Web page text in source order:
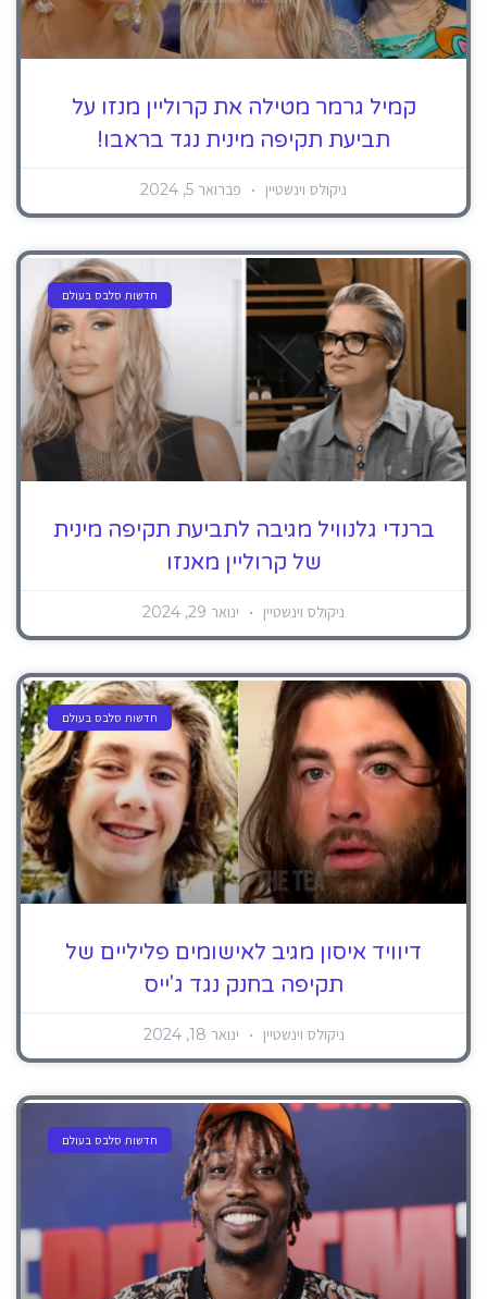
קמיל גרמר מטילה את קרוליין מנזו על
תביעת תקיפה מינית נגד בראבו!
ניקולס וינשטיין פברואר 5, 2024
חדשות סלבס בעולם
ברנדי גלנוויל מגיבה לתביעת תקיפה מינית
של קרוליין מאנזו
ניקולס וינשטיין ינואר 29, 2024
חדשות סלבס בעולם
דיוויד איסון מגיב לאישומים פליליים של
תקיפה בחנק נגד ג'ייס
ניקולס וינשטיין ינואר 18, 2024
חדשות סלבס בעולם